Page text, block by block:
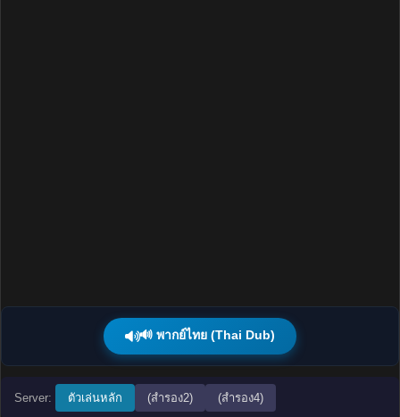
🔊 พากย์ไทย (Thai Dub)
Server: ตัวเล่นหลัก (สำรอง2) (สำรอง4)